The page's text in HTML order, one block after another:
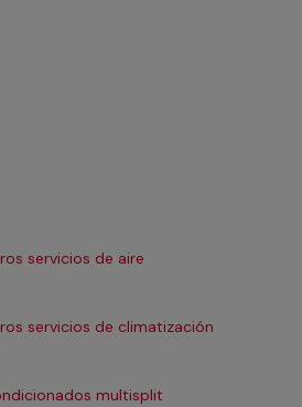
servicios de aire
servicios de climatización
multisplit